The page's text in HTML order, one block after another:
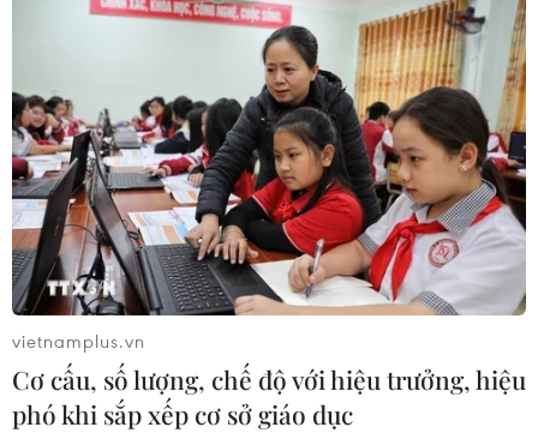
Anh thúc đẩy sử dụng robot trong
phẫu thuật nội soi
03/08/2026 10:34
Xem thêm
CƠ QUAN CHỦ QUẢN: THÔNG TẤN XÃ VIỆT NAM
vietnamplus.vn
Cơ cấu, số lượng, chế độ với hiệu trưởng, hiệu
phó khi sắp xếp cơ sở giáo dục